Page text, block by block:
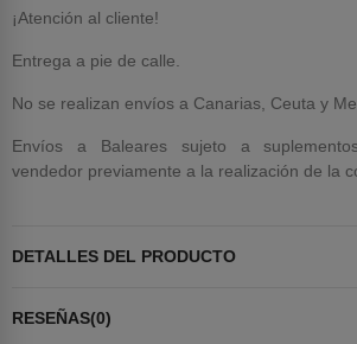
¡Atención al cliente!
Entrega a pie de calle.
No se realizan envíos a Canarias, Ceuta y
Envíos a Baleares sujeto a
vendedor previamente a la realización de la
DETALLES DEL PRODUCTO
RESEÑAS(0)